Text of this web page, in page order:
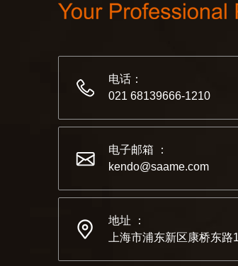
电话：
021 68139666-1210
电子邮箱 ：
kendo@saame.com
地址 ：
上海市浦东新区康桥东路